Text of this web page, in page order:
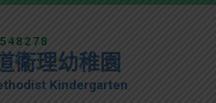
衞理幼稚園
Kindergarten